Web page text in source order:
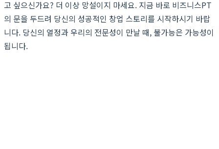
고 싶으신가요? 더 이상 망설이지 마세요. 지금 바로 비즈니스PT
의 문을 두드려 당신의 성공적인 창업 스토리를 시작하시기 바랍
니다. 당신의 열정과 우리의 전문성이 만날 때, 불가능은 가능성이
됩니다.